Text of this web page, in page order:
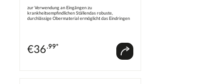
zur Verwendung an Eingängen zu
krankheitsempfindlichen Ställendas robuste,
durchlässige Obermaterial ermöglicht das Eindringen
€36.99*